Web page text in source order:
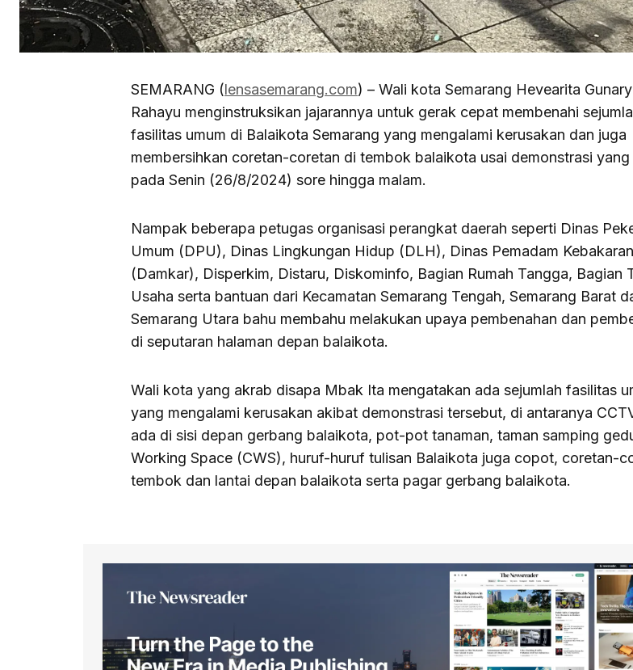
SEMARANG (lensasemarang.com) – Wali kota Semarang Hevearita
Rahayu menginstruksikan jajarannya untuk gerak cepat membenahi
fasilitas umum di Balaikota Semarang yang mengalami kerusakan dan juga
membersihkan coretan-coretan di tembok balaikota usai demonstrasi yang
pada Senin (26/8/2024) sore hingga malam.
Nampak beberapa petugas organisasi perangkat daerah seperti Dinas
Umum (DPU), Dinas Lingkungan Hidup (DLH), Dinas Pemadam Kebakaran
(Damkar), Disperkim, Distaru, Diskominfo, Bagian Rumah Tangga, Bagian
Usaha serta bantuan dari Kecamatan Semarang Tengah, Semarang Barat
Semarang Utara bahu membahu melakukan upaya pembenahan dan
di seputaran halaman depan balaikota.
Wali kota yang akrab disapa Mbak Ita mengatakan ada sejumlah fasilitas
yang mengalami kerusakan akibat demonstrasi tersebut, di antaranya
ada di sisi depan gerbang balaikota, pot-pot tanaman, taman samping
Working Space (CWS), huruf-huruf tulisan Balaikota juga copot, coretan-
tembok dan lantai depan balaikota serta pagar gerbang balaikota.